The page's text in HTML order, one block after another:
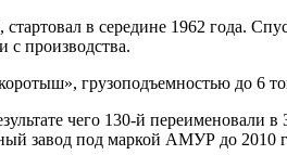
в середине 1962 года.
с производства.
грузоподъемностью до 6
чего 130-й переименовали
завод под маркой АМУР до 2010